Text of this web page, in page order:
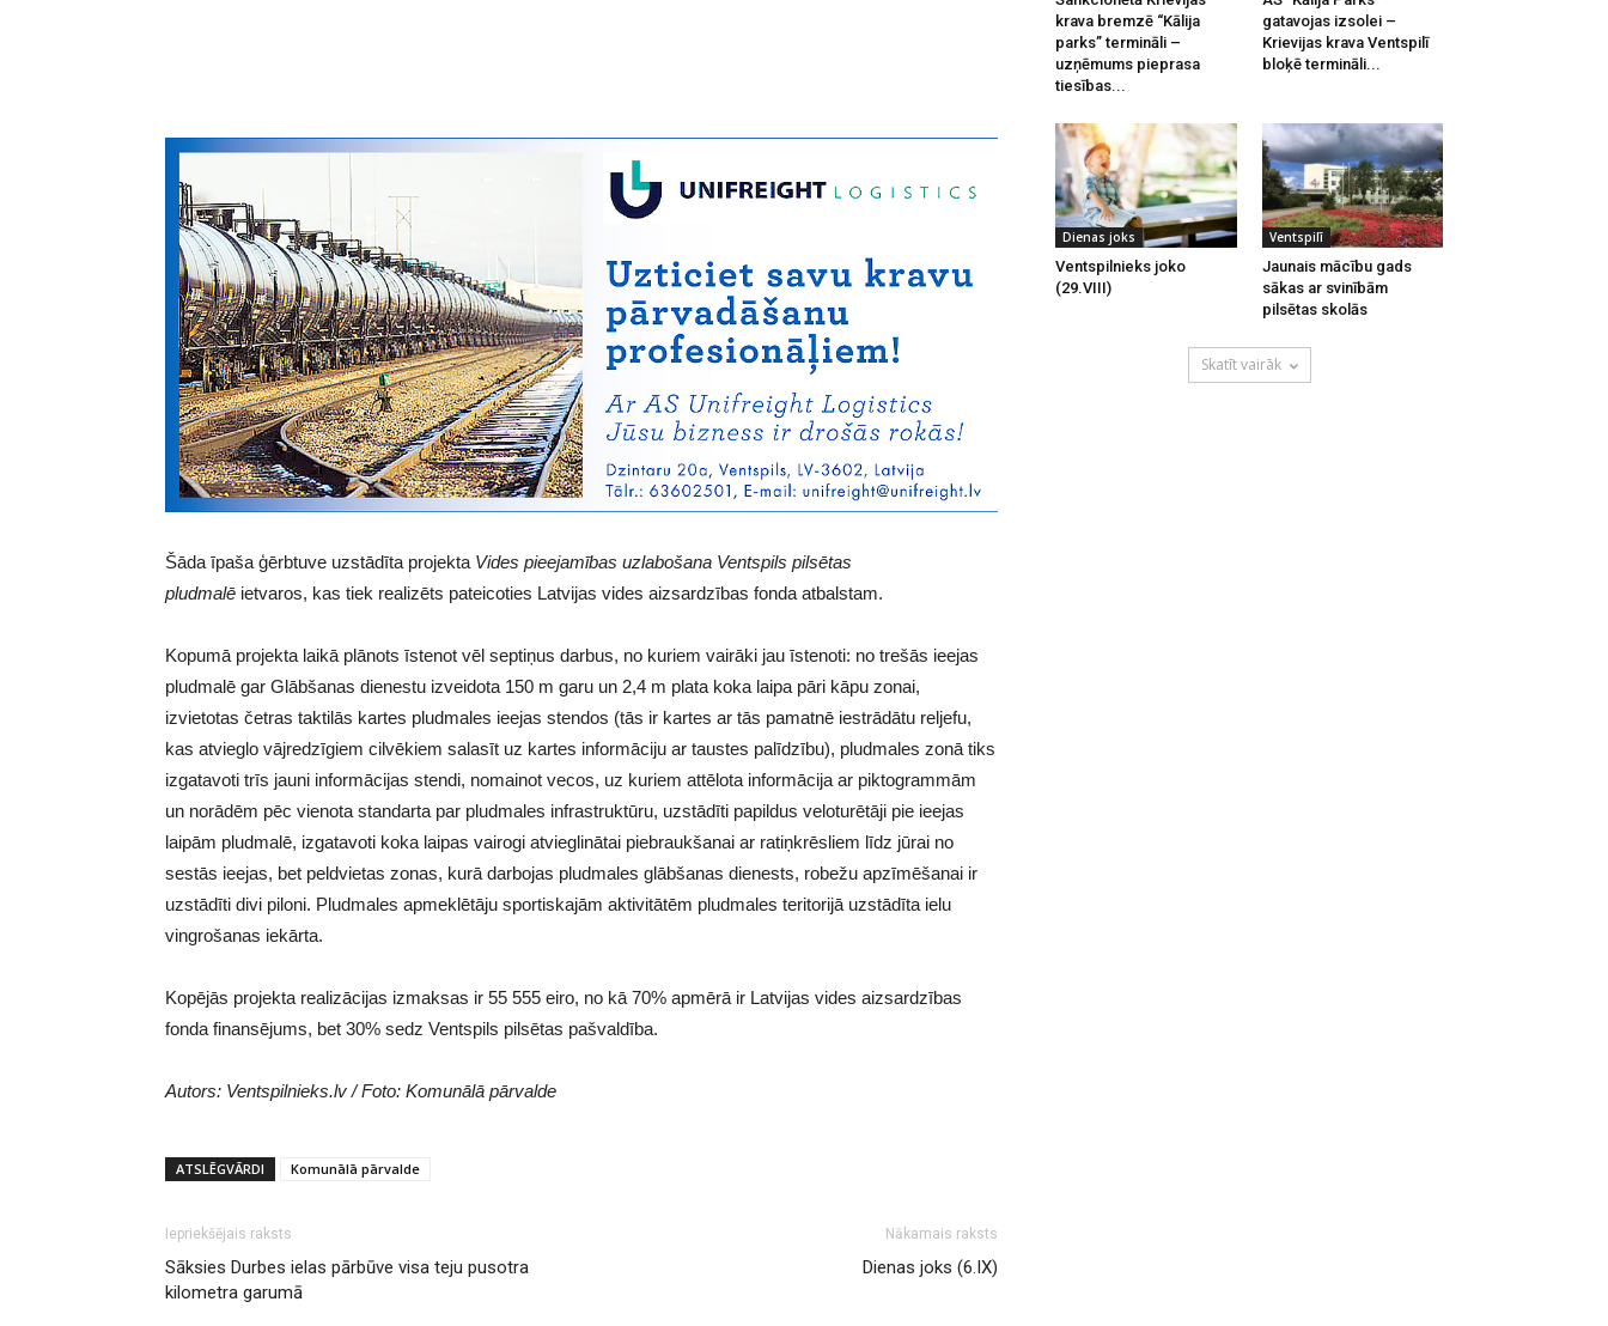
Šāda īpaša ģērbtuve uzstādīta projekta Vides pieejamības uzlabošana Ventspils pilsētas
pludmalē ietvaros, kas tiek realizēts pateicoties Latvijas vides aizsardzības fonda atbalstam.
Kopumā projekta laikā plānots īstenot vēl septiņus darbus, no kuriem vairāki jau īstenoti: no trešās ieejas
pludmalē gar Glābšanas dienestu izveidota 150 m garu un 2,4 m plata koka laipa pāri kāpu zonai,
izvietotas četras taktilās kartes pludmales ieejas stendos (tās ir kartes ar tās pamatnē iestrādātu reljefu,
kas atvieglo vājredzīgiem cilvēkiem salasīt uz kartes informāciju ar taustes palīdzību), pludmales zonā tiks
izgatavoti trīs jauni informācijas stendi, nomainot vecos, uz kuriem attēlota informācija ar piktogrammām
un norādēm pēc vienota standarta par pludmales infrastruktūru, uzstādīti papildus veloturētāji pie ieejas
laipām pludmalē, izgatavoti koka laipas vairogi atvieglinātai piebraukšanai ar ratiņkrēsliem līdz jūrai no
sestās ieejas, bet peldvietas zonas, kurā darbojas pludmales glābšanas dienests, robežu apzīmēšanai ir
uzstādīti divi piloni. Pludmales apmeklētāju sportiskajām aktivitātēm pludmales teritorijā uzstādīta ielu
vingrošanas iekārta.
Kopējās projekta realizācijas izmaksas ir 55 555 eiro, no kā 70% apmērā ir Latvijas vides aizsardzības
fonda finansējums, bet 30% sedz Ventspils pilsētas pašvaldība.
Autors: Ventspilnieks.lv / Foto: Komunālā pārvalde
ATSLĒGVĀRDI Komunālā pārvalde
Iepriekšējais raksts
Sāksies Durbes ielas pārbūve visa teju pusotra
kilometra garumā
Nākamais raksts
Dienas joks (6.IX)
krava bremzē “Kālija
parks” termināli –
uzņēmums pieprasa
tiesības...
gatavojas izsolei –
Krievijas krava Ventspilī
bloķē termināli...
Dienas joks
Ventspilnieks joko
(29.VIII)
Ventspilī
Jaunais mācību gads
sākas ar svinībām
pilsētas skolās
Skatīt vairāk